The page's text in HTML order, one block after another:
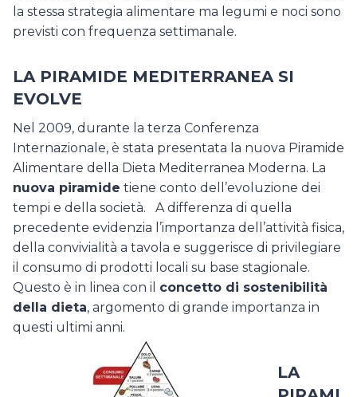
la stessa strategia alimentare ma legumi e noci sono
previsti con frequenza settimanale.
LA PIRAMIDE MEDITERRANEA SI
EVOLVE
Nel 2009, durante la terza Conferenza
Internazionale, è stata presentata la nuova Piramide
Alimentare della Dieta Mediterranea Moderna. La
nuova piramide tiene conto dell’evoluzione dei
tempi e della società. A differenza di quella
precedente evidenzia l’importanza dell’attività fisica,
della convivialità a tavola e suggerisce di privilegiare
il consumo di prodotti locali su base stagionale.
Questo è in linea con il concetto di sostenibilità
della dieta, argomento di grande importanza in
questi ultimi anni.
LA